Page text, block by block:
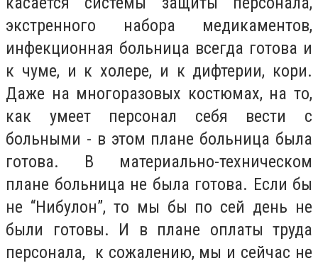
экстренного набора медикаментов,
инфекционная больница всегда готова и
к чуме, и к холере, и к дифтерии, кори.
Даже на многоразовых костюмах, на то,
как умеет персонал себя вести с
больными - в этом плане больница была
готова. В материально-техническом
плане больница не была готова. Если бы
не “Нибулон”, то мы бы по сей день не
были готовы. И в плане оплаты труда
персонала, к сожалению, мы и сейчас не